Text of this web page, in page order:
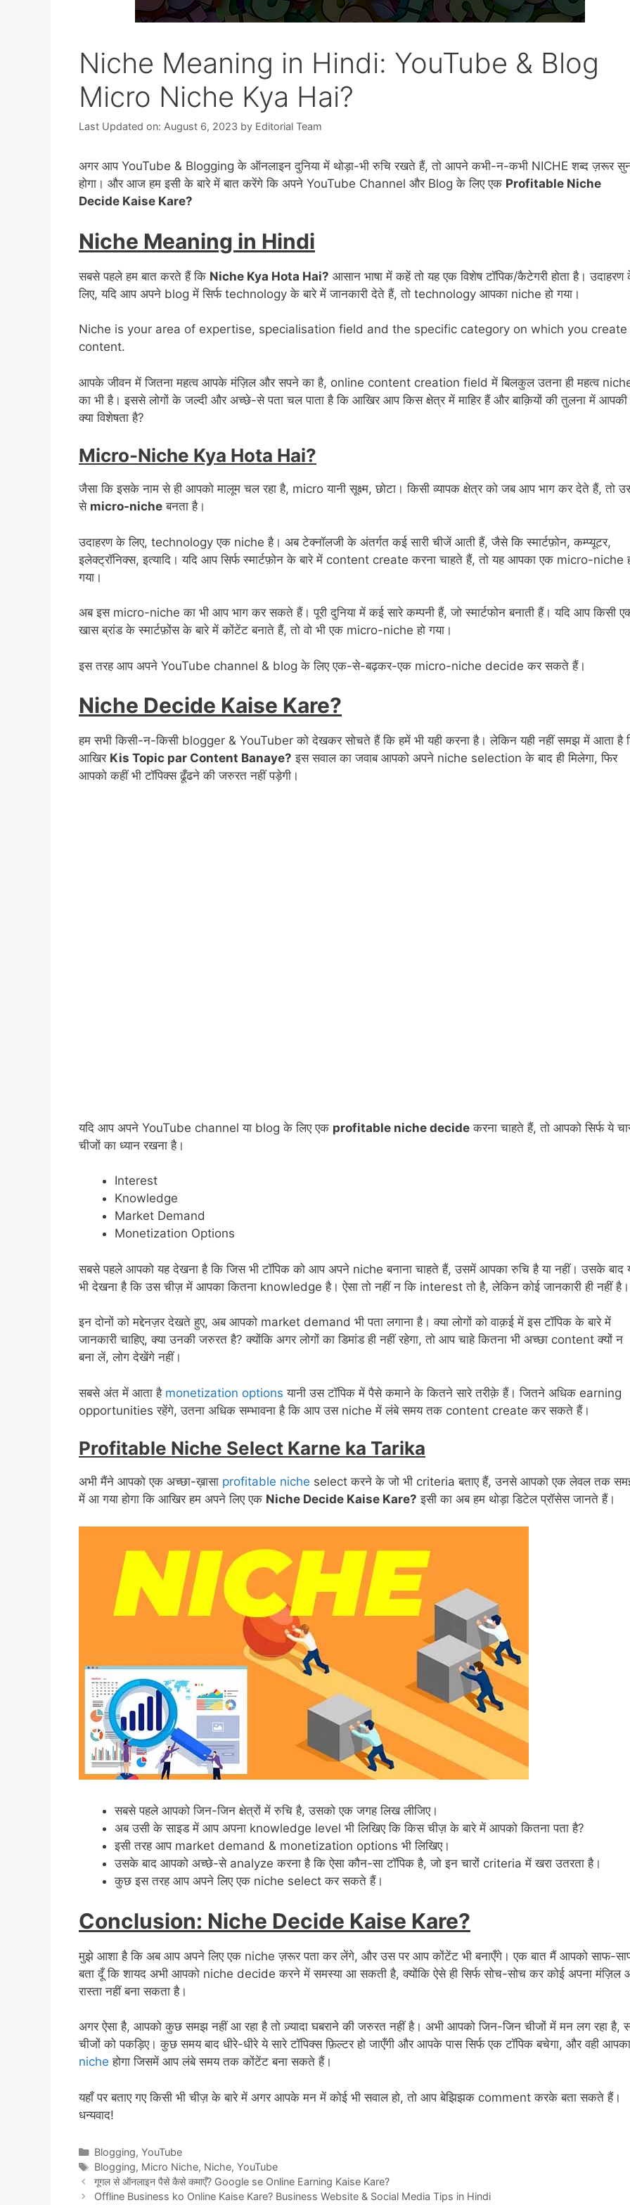
Niche Meaning in Hindi: YouTube & Blog
Micro Niche Kya Hai?
Last Updated on: August 6, 2023 by Editorial Team
अगर आप YouTube & Blogging के ऑनलाइन दुनिया में थोड़ा-भी रुचि रखते हैं, तो आपने कभी-न-कभी NICHE शब्द ज़रूर
होगा। और आज हम इसी के बारे में बात करेंगे कि अपने YouTube Channel और Blog के लिए एक Profitable Niche
Decide Kaise Kare?
Niche Meaning in Hindi
सबसे पहले हम बात करते हैं कि Niche Kya Hota Hai? आसान भाषा में कहें तो यह एक विशेष टॉपिक/कैटेगरी होता है। उदाहरण
लिए, यदि आप अपने blog में सिर्फ technology के बारे में जानकारी देते हैं, तो technology आपका niche हो गया।
Niche is your area of expertise, specialisation field and the specific category on which you create
content.
आपके जीवन में जितना महत्व आपके मंज़िल और सपने का है, online content creation field में बिलकुल उतना ही महत्व
का भी है। इससे लोगों के जल्दी और अच्छे-से पता चल पाता है कि आखिर आप किस क्षेत्र में माहिर हैं और बाक़ियों की तुलना में आपकी
क्या विशेषता है?
Micro-Niche Kya Hota Hai?
जैसा कि इसके नाम से ही आपको मालूम चल रहा है, micro यानी सूक्ष्म, छोटा। किसी व्यापक क्षेत्र को जब आप भाग कर देते हैं, तो
से micro-niche बनता है।
उदाहरण के लिए, technology एक niche है। अब टेक्नॉलजी के अंतर्गत कई सारी चीजें आती हैं, जैसे कि स्मार्टफ़ोन, कम्प्यूटर,
इलेक्ट्रॉनिक्स, इत्यादि। यदि आप सिर्फ स्मार्टफ़ोन के बारे में content create करना चाहते हैं, तो यह आपका एक micro-niche
गया।
अब इस micro-niche का भी आप भाग कर सकते हैं। पूरी दुनिया में कई सारे कम्पनी हैं, जो स्मार्टफोन बनाती हैं। यदि आप किसी
खास ब्रांड के स्मार्टफ़ोंस के बारे में कोंटेंट बनाते हैं, तो वो भी एक micro-niche हो गया।
इस तरह आप अपने YouTube channel & blog के लिए एक-से-बढ़कर-एक micro-niche decide कर सकते हैं।
Niche Decide Kaise Kare?
हम सभी किसी-न-किसी blogger & YouTuber को देखकर सोचते हैं कि हमें भी यही करना है। लेकिन यही नहीं समझ में आता है
आखिर Kis Topic par Content Banaye? इस सवाल का जवाब आपको अपने niche selection के बाद ही मिलेगा, फिर
आपको कहीं भी टॉपिक्स ढूँढने की जरुरत नहीं पड़ेगी।
यदि आप अपने YouTube channel या blog के लिए एक profitable niche decide करना चाहते हैं, तो आपको सिर्फ ये
चीजों का ध्यान रखना है।
Interest
Knowledge
Market Demand
Monetization Options
सबसे पहले आपको यह देखना है कि जिस भी टॉपिक को आप अपने niche बनाना चाहते हैं, उसमें आपका रुचि है या नहीं। उसके बाद
भी देखना है कि उस चीज़ में आपका कितना knowledge है। ऐसा तो नहीं न कि interest तो है, लेकिन कोई जानकारी ही नहीं है।
इन दोनों को मद्देनज़र देखते हुए, अब आपको market demand भी पता लगाना है। क्या लोगों को वाक़ई में इस टॉपिक के बारे में
जानकारी चाहिए, क्या उनकी जरुरत है? क्योंकि अगर लोगों का डिमांड ही नहीं रहेगा, तो आप चाहे कितना भी अच्छा content क्यों न
बना लें, लोग देखेंगे नहीं।
सबसे अंत में आता है monetization options यानी उस टॉपिक में पैसे कमाने के कितने सारे तरीक़े हैं। जितने अधिक earning
opportunities रहेंगे, उतना अधिक सम्भावना है कि आप उस niche में लंबे समय तक content create कर सकते हैं।
Profitable Niche Select Karne ka Tarika
अभी मैंने आपको एक अच्छा-ख़ासा profitable niche select करने के जो भी criteria बताए हैं, उनसे आपको एक लेवल तक
में आ गया होगा कि आखिर हम अपने लिए एक Niche Decide Kaise Kare? इसी का अब हम थोड़ा डिटेल प्रॉसेस जानते हैं।
सबसे पहले आपको जिन-जिन क्षेत्रों में रुचि है, उसको एक जगह लिख लीजिए।
अब उसी के साइड में आप अपना knowledge level भी लिखिए कि किस चीज़ के बारे में आपको कितना पता है?
इसी तरह आप market demand & monetization options भी लिखिए।
उसके बाद आपको अच्छे-से analyze करना है कि ऐसा कौन-सा टॉपिक है, जो इन चारों criteria में खरा उतरता है।
कुछ इस तरह आप अपने लिए एक niche select कर सकते हैं।
Conclusion: Niche Decide Kaise Kare?
मुझे आशा है कि अब आप अपने लिए एक niche ज़रूर पता कर लेंगे, और उस पर आप कोंटेंट भी बनाएँगे। एक बात मैं आपको साफ-
बता दूँ कि शायद अभी आपको niche decide करने में समस्या आ सकती है, क्योंकि ऐसे ही सिर्फ सोच-सोच कर कोई अपना मंज़िल
रास्ता नहीं बना सकता है।
अगर ऐसा है, आपको कुछ समझ नहीं आ रहा है तो ज़्यादा घबराने की जरुरत नहीं है। अभी आपको जिन-जिन चीजों में मन लग रहा है,
चीजों को पकड़िए। कुछ समय बाद धीरे-धीरे ये सारे टॉपिक्स फ़िल्टर हो जाएँगी और आपके पास सिर्फ एक टॉपिक बचेगा, और वही आपका
niche होगा जिसमें आप लंबे समय तक कोंटेंट बना सकते हैं।
यहाँ पर बताए गए किसी भी चीज़ के बारे में अगर आपके मन में कोई भी सवाल हो, तो आप बेझिझक comment करके बता सकते हैं।
धन्यवाद!
Categories
Blogging, YouTube
Tags
Blogging, Micro Niche, Niche, YouTube
गूगल से ऑनलाइन पैसे कैसे कमाएँ? Google se Online Earning Kaise Kare?
Offline Business ko Online Kaise Kare? Business Website & Social Media Tips in Hindi